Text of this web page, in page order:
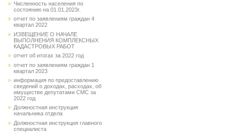
Численность населения по
состоянию на 01.01.2023г.
отчет по заявлениям граждан 4
квартал 2022
ИЗВЕЩЕНИЕ О НАЧАЛЕ
ВЫПОЛНЕНИЯ КОМПЛЕКСНЫХ
КАДАСТРОВЫХ РАБОТ
отчет об итогах за 2022 год
отчет по заявлениям граждан 1
квартал 2023
информация по предоставлению
сведений о доходах, расходах, об
имуществе депутатами СМС за
2022 год
Должностная инструкция
начальника отдела
Должностная инструкция главного
специалиста